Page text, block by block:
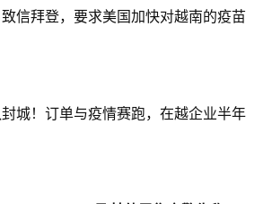
信拜登，要求美国加快对越南的疫苗